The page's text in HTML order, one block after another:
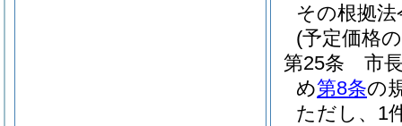
その根拠
(予定価格
第25条
市
め第8条の
ただし、1